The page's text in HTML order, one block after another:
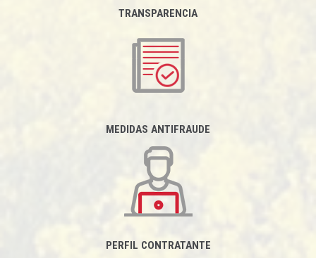
TRANSPARENCIA
MEDIDAS ANTIFRAUDE
PERFIL CONTRATANTE